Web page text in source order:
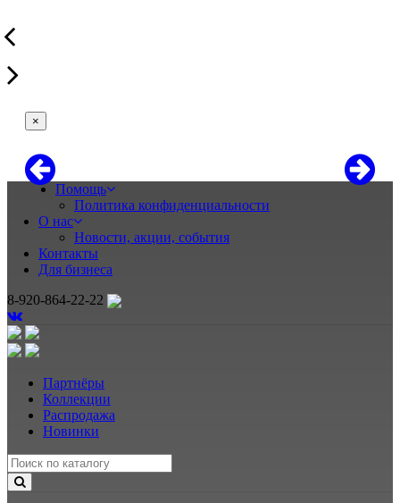
×
Помощь
Политика конфиденциальности
О нас
Новости, акции, события
Контакты
Для бизнеса
8-920-864-22-22
Партнёры
Коллекции
Распродажа
Новинки